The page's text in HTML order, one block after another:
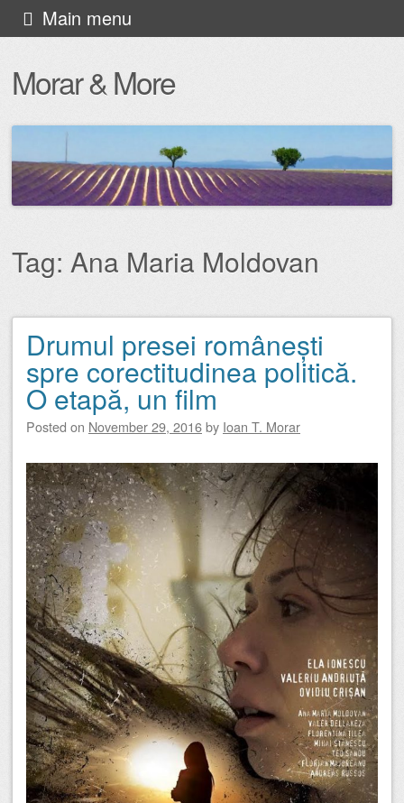
Morar & More
Main menu
Skip
to
content
Tag: Ana Maria Moldovan
Post navigation
Drumul presei românești
spre corectitudinea politică.
O etapă, un film
Posted on November 29, 2016by Ioan T. Morar